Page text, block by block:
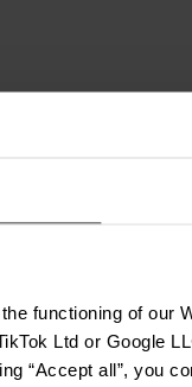
functioning of our
Ltd or Google
“Accept all”, you